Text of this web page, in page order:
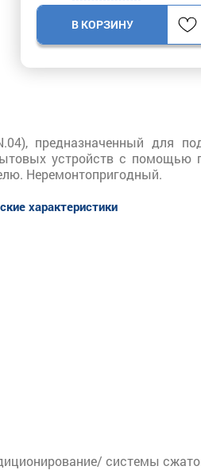
В КОРЗИНУ
предназначенный для
устройств с помощью
Неремонтопригодный.
характеристики
системы